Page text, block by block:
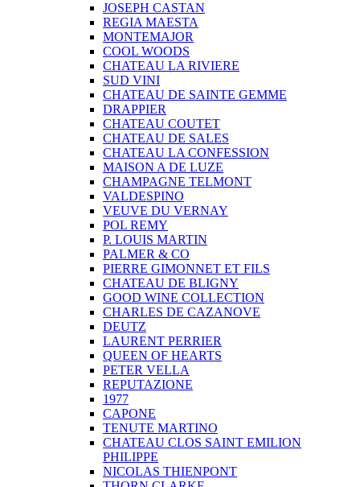
JOSEPH CASTAN
REGIA MAESTA
MONTEMAJOR
COOL WOODS
CHATEAU LA RIVIERE
SUD VINI
CHATEAU DE SAINTE GEMME
DRAPPIER
CHATEAU COUTET
CHATEAU DE SALES
CHATEAU LA CONFESSION
MAISON A DE LUZE
CHAMPAGNE TELMONT
VALDESPINO
VEUVE DU VERNAY
POL REMY
P. LOUIS MARTIN
PALMER & CO
PIERRE GIMONNET ET FILS
CHATEAU DE BLIGNY
GOOD WINE COLLECTION
CHARLES DE CAZANOVE
DEUTZ
LAURENT PERRIER
QUEEN OF HEARTS
PETER VELLA
REPUTAZIONE
1977
CAPONE
TENUTE MARTINO
CHATEAU CLOS SAINT EMILION
PHILIPPE
NICOLAS THIENPONT